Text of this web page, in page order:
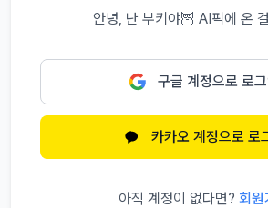
안녕, 난 부키야🦉 AI픽에 온
구글 계정으로 로
카카오 계정으로 로
아직 계정이 없다면? 회원